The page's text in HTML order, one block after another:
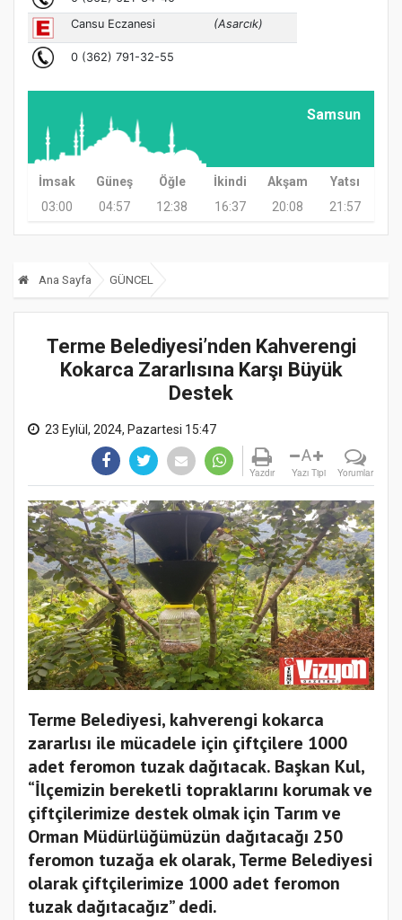
Samsun
İmsak Güneş Öğle İkindi Akşam
Yatsı
03:00
04:57 12:38 16:37 20:08 21:57
Ana Sayfa GÜNCEL
Terme Belediyesi’nden Kahverengi
Kokarca Zararlısına Karşı Büyük
Destek
23 Eylül, 2024, Pazartesi 15:47
Yazdır
A
Yazı Tipi Yorumlar
Terme Belediyesi, kahverengi kokarca
zararlısı ile mücadele için çiftçilere 1000
adet feromon tuzak dağıtacak. Başkan Kul,
“İlçemizin bereketli topraklarını korumak ve
çiftçilerimize destek olmak için Tarım ve
Orman Müdürlüğümüzün dağıtacağı 250
feromon tuzağa ek olarak, Terme Belediyesi
olarak çiftçilerimize 1000 adet feromon
tuzak dağıtacağız” dedi.